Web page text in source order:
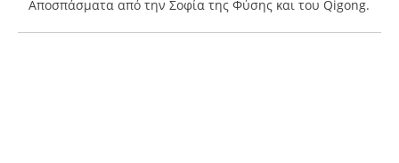
Αποσπάσματα από την Σοφία της Φύσης και του Qigong.